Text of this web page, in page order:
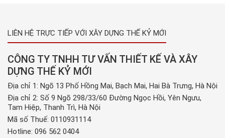
LIÊN HỆ TRỰC TIẾP VỚI XÂY DỰNG THẾ KỶ MỚI
CÔNG TY TNHH TƯ VẤN THIẾT KẾ VÀ XÂY
DỰNG THẾ KỶ MỚI
Địa chỉ 1: Ngõ 13 Phố Hồng Mai, Bạch Mai, Hai Bà Trưng, Hà Nội
Địa chỉ 2: Số 9 Ngõ 298/33/60 Đường Ngọc Hồi, Yên Ngưu,
Tam Hiệp, Thanh Trì, Hà Nội
Mã số Thuế: 0110931114
Hotline: 096 562 0404